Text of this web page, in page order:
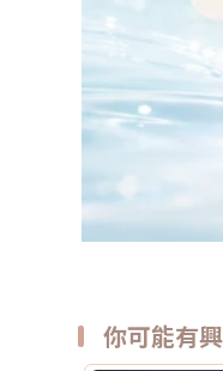
你可能有